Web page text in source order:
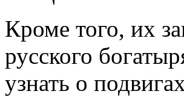
Кроме того, их
русского
узнать о